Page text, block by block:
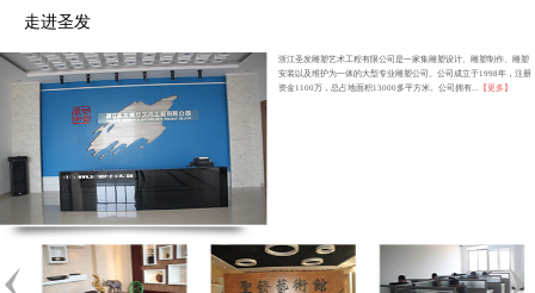
走进圣发
浙江圣发雕塑艺术工程有限公司是一家集雕塑设计、雕塑制作、雕塑
安装以及维护为一体的大型专业雕塑公司。公司成立于1998年，注册
资金1100万，总占地面积13000多平方米。公司拥有...
【更多】